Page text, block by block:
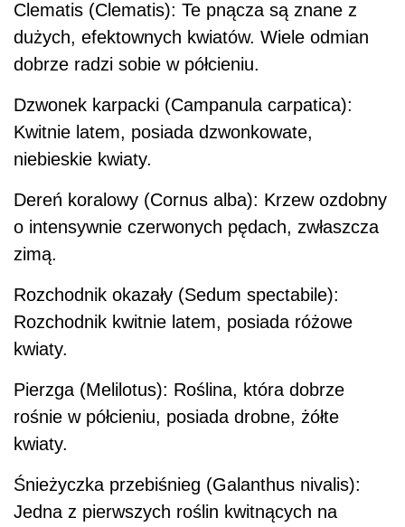
Clematis (Clematis): Te pnącza są znane z
dużych, efektownych kwiatów. Wiele odmian
dobrze radzi sobie w półcieniu.
Dzwonek karpacki (Campanula carpatica):
Kwitnie latem, posiada dzwonkowate,
niebieskie kwiaty.
Dereń koralowy (Cornus alba): Krzew ozdobny
o intensywnie czerwonych pędach, zwłaszcza
zimą.
Rozchodnik okazały (Sedum spectabile):
Rozchodnik kwitnie latem, posiada różowe
kwiaty.
Pierzga (Melilotus): Roślina, która dobrze
rośnie w półcieniu, posiada drobne, żółte
kwiaty.
Śnieżyczka przebiśnieg (Galanthus nivalis):
Jedna z pierwszych roślin kwitnących na